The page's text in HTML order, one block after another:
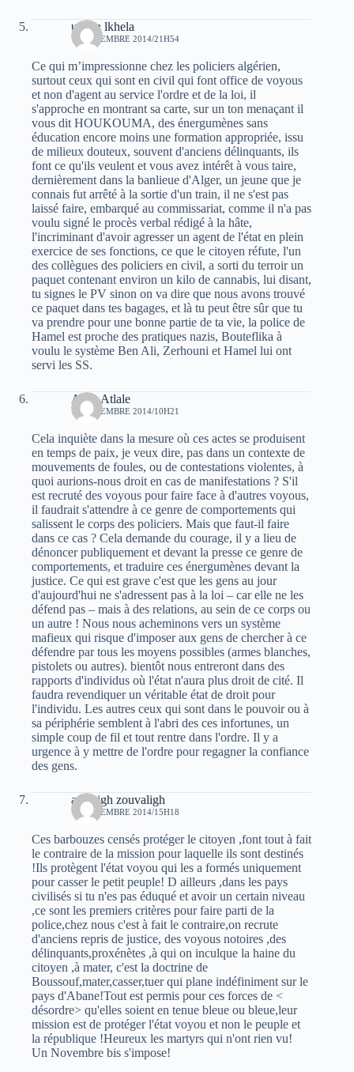
uchen lkhela
18 DÉCEMBRE 2014/21H54
Ce qui m’impressionne chez les policiers algérien,
surtout ceux qui sont en civil qui font office de voyous
et non d'agent au service l'ordre et de la loi, il
s'approche en montrant sa carte, sur un ton menaçant il
vous dit HOUKOUMA, des énergumènes sans
éducation encore moins une formation appropriée, issu
de milieux douteux, souvent d'anciens délinquants, ils
font ce qu'ils veulent et vous avez intérêt à vous taire,
dernièrement dans la banlieue d'Alger, un jeune que je
connais fut arrêté à la sortie d'un train, il ne s'est pas
laissé faire, embarqué au commissariat, comme il n'a pas
voulu signé le procès verbal rédigé à la hâte,
l'incriminant d'avoir agresser un agent de l'état en plein
exercice de ses fonctions, ce que le citoyen réfute, l'un
des collègues des policiers en civil, a sorti du terroir un
paquet contenant environ un kilo de cannabis, lui disant,
tu signes le PV sinon on va dire que nous avons trouvé
ce paquet dans tes bagages, et là tu peut être sûr que tu
va prendre pour une bonne partie de ta vie, la police de
Hamel est proche des pratiques nazis, Bouteflika à
voulu le système Ben Ali, Zerhouni et Hamel lui ont
servi les SS.
Atala Atlale
19 DÉCEMBRE 2014/10H21
Cela inquiète dans la mesure où ces actes se produisent
en temps de paix, je veux dire, pas dans un contexte de
mouvements de foules, ou de contestations violentes, à
quoi aurions-nous droit en cas de manifestations ? S'il
est recruté des voyous pour faire face à d'autres voyous,
il faudrait s'attendre à ce genre de comportements qui
salissent le corps des policiers. Mais que faut-il faire
dans ce cas ? Cela demande du courage, il y a lieu de
dénoncer publiquement et devant la presse ce genre de
comportements, et traduire ces énergumènes devant la
justice. Ce qui est grave c'est que les gens au jour
d'aujourd'hui ne s'adressent pas à la loi – car elle ne les
défend pas – mais à des relations, au sein de ce corps ou
un autre ! Nous nous acheminons vers un système
mafieux qui risque d'imposer aux gens de chercher à ce
défendre par tous les moyens possibles (armes blanches,
pistolets ou autres). bientôt nous entreront dans des
rapports d'individus où l'état n'aura plus droit de cité. Il
faudra revendiquer un véritable état de droit pour
l'individu. Les autres ceux qui sont dans le pouvoir ou à
sa périphérie semblent à l'abri des ces infortunes, un
simple coup de fil et tout rentre dans l'ordre. Il y a
urgence à y mettre de l'ordre pour regagner la confiance
des gens.
amazigh zouvaligh
19 DÉCEMBRE 2014/15H18
Ces barbouzes censés protéger le citoyen ,font tout à fait
le contraire de la mission pour laquelle ils sont destinés
!Ils protègent l'état voyou qui les a formés uniquement
pour casser le petit peuple! D ailleurs ,dans les pays
civilisés si tu n'es pas éduqué et avoir un certain niveau
,ce sont les premiers critères pour faire parti de la
police,chez nous c'est à fait le contraire,on recrute
d'anciens repris de justice, des voyous notoires ,des
délinquants,proxénètes ,à qui on inculque la haine du
citoyen ,à mater, c'est la doctrine de
Boussouf,mater,casser,tuer qui plane indéfiniment sur le
pays d'Abane!Tout est permis pour ces forces de <
désordre> qu'elles soient en tenue bleue ou bleue,leur
mission est de protéger l'état voyou et non le peuple et
la république !Heureux les martyrs qui n'ont rien vu!
Un Novembre bis s'impose!